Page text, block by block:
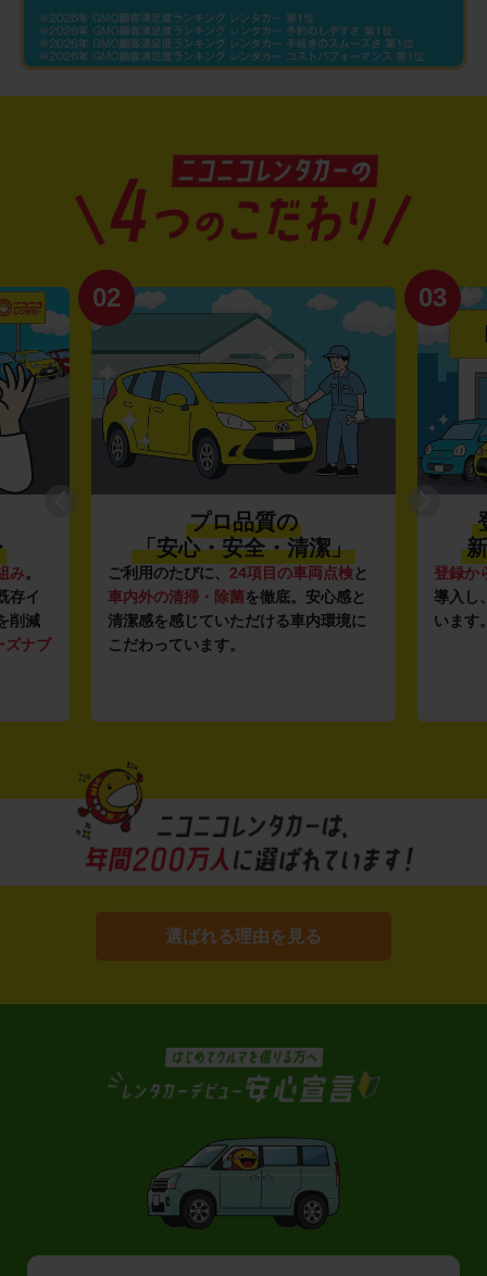
み。
存イ
削減
ズナブ
02
プロ品質の
「安心・安全・清潔」
ご利用のたびに、 24項目の車両点検と
車内外の清掃・除菌を徹底。安心感と
清潔感を感じていただける車内環境に
こだわっています。
03
登録か
導入し
います
選ばれる理由を見る